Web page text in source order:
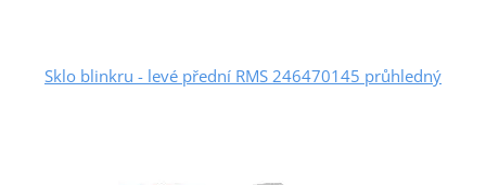
Sklo blinkru - levé přední RMS 246470145 průhledný